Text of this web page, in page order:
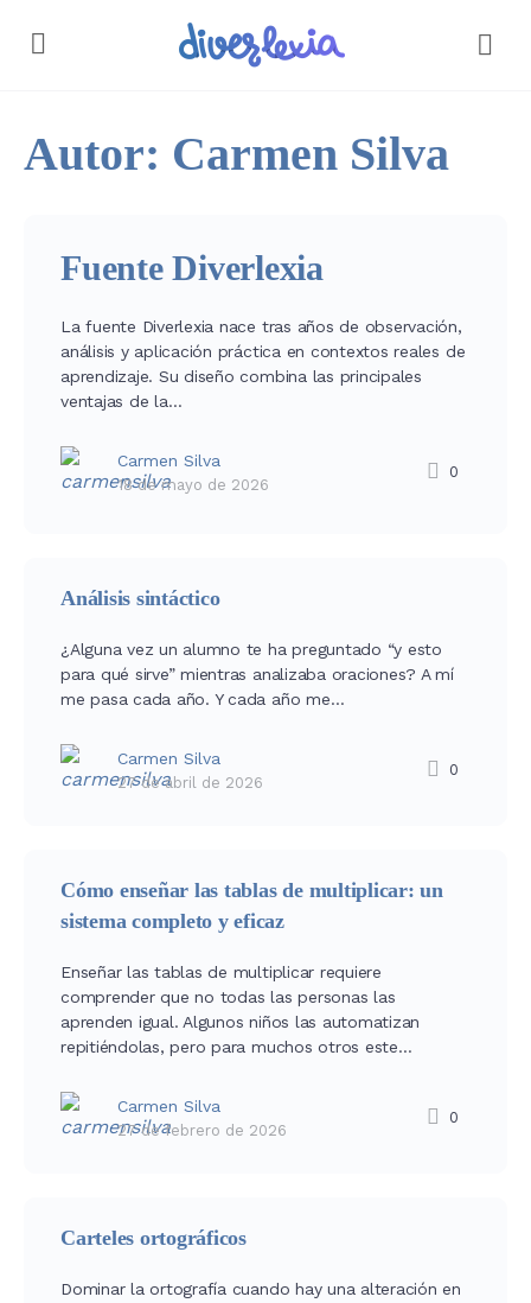
Autor: Carmen Silva
Fuente Diverlexia
La fuente Diverlexia nace tras años de observación,
análisis y aplicación práctica en contextos reales de
aprendizaje. Su diseño combina las principales
ventajas de la…
Carmen Silva
18 de mayo de 2026
0
Análisis sintáctico
¿Alguna vez un alumno te ha preguntado “y esto
para qué sirve” mientras analizaba oraciones? A mí
me pasa cada año. Y cada año me…
Carmen Silva
27 de abril de 2026
0
Cómo enseñar las tablas de multiplicar: un
sistema completo y eficaz
Enseñar las tablas de multiplicar requiere
comprender que no todas las personas las
aprenden igual. Algunos niños las automatizan
repitiéndolas, pero para muchos otros este…
Carmen Silva
27 de febrero de 2026
0
Carteles ortográficos
Dominar la ortografía cuando hay una alteración en